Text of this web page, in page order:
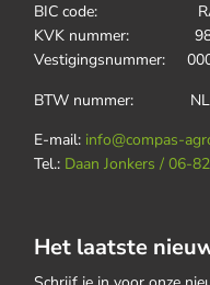
BIC code:
KVK nummer:
Vestigingsnummer:
BTW nummer:
E-mail: info@compas-
Tel.: Daan Jonkers / 06-
Het laatste